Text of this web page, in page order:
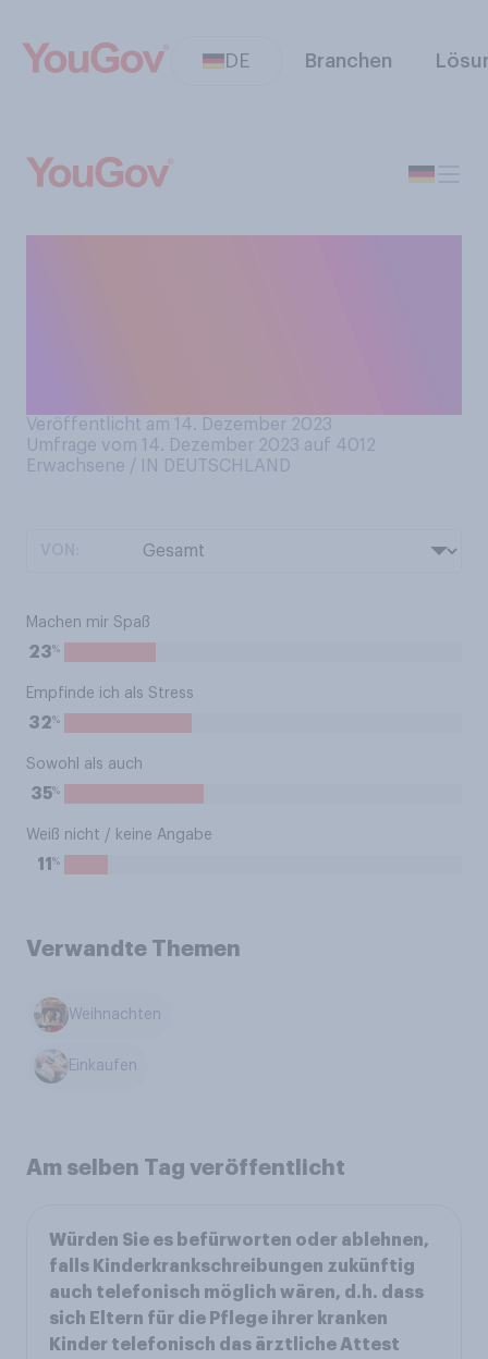
DE Branchen
Veröffentlicht am 14. Dezember 2023
Umfrage vom 14. Dezember 2023 auf 4012
Erwachsene / IN DEUTSCHLAND
Machen mir Spaß
23%
Empfinde ich als Stress
32%
Sowohl als auch
35%
Weiß nicht / keine Angabe
11 %
Verwandte Themen
Weihnachten
Einkaufen
Am selben Tag veröffentlicht
Würden Sie es befürworten oder ablehnen,
falls Kinderkrankschreibungen zukünftig
auch telefonisch möglich wären, d.h. dass
sich Eltern für die Pflege ihrer kranken
Kinder telefonisch das ärztliche Attest